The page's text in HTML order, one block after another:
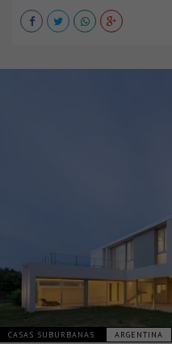
CASAS SUBURBANAS ARGENTINA